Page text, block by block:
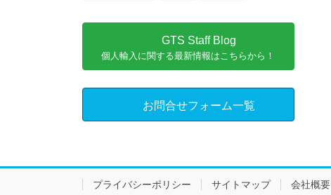
GTS Staff Blog
個人輸入に関する最新情報はこちらから！
お問合せフォーム一覧
プライバシーポリシー サイトマップ 会社概要